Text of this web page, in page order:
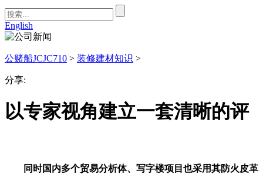
English
公赌船JCJC710 > 装修建材知识 >
分享:
以专家视角建立一套清晰的评
同时国内多个贸易分析体、写字楼项目也采用其防火皮革